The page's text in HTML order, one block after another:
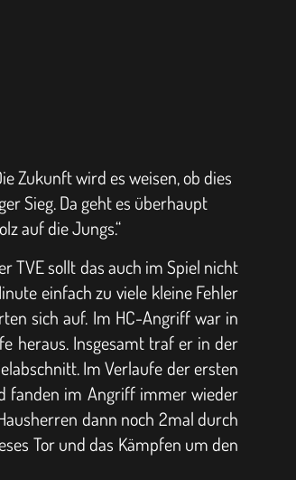
Zukunft wird es weisen, ob dies
Sieg. Da geht es überhaupt
auf die Jungs.“
TVE sollt das auch im Spiel nicht
einfach zu viele kleine Fehler
sich auf. Im HC-Angriff war in
heraus. Insgesamt traf er in der
Im Verlaufe der ersten
fanden im Angriff immer wieder
dann noch 2mal durch
Tor und das Kämpfen um den